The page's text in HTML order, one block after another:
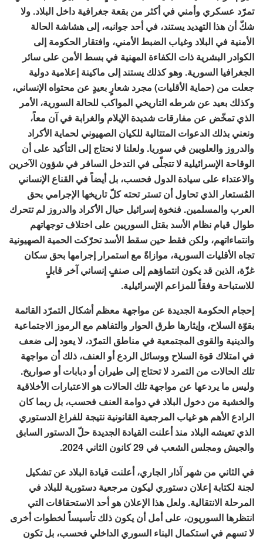
تمرّد عسكري وأمني في أكثر من بقعة جغرافية داخل البلاد. ولا
شكّ أن هذا التهديد يستند، في أحد جوانبه، إلى هشاشة الحالة
الأمنية في البلاد وغياب الضبط الأمني، وافتقار الحكومة إلى
الكوادر البشرية ذات الكفاءة المهنية في بسط الأمن على سائر
الجغرافيا السورية. وهو كذلك يستند إلى ماكينة إعلامية دولية
جعلت من (حماية الأقليات) مجرد شعارٍ بعيدٍ عن محتواه الإنساني،
وكذلك بعيد عن شرطه التاريخي المواكب للحالة السورية، الأمر
الذي تمخّض عن مفارقات شديدة الإيلام والغرابة في آن معاً،
ونعني بذلك الدعوات المتتالية للكيان الصهيوني لحماية الأكراد
والدروز والعلويين في سوريا. ولعلنا لا نحتاج إلى التأكيد على أن
الوقاحة الإسرائيلية لا تتجلّى في التدخل السافر في شؤون الآخرين
والاعتداء على سيادة الدول فحسب، بل أيضاً في القناع الإنساني
المُستعار الذي تحاول أن تستر تحته كلّ تاريخها الإجرامي بحق
العرب والمسلمين. فنخوة إسرائيل حيال الأكراد والدروز لم تتحرك
طوال قيام نظام الأسد بقتل السوريين على اختلاف توجهاتهم
وانتماءاتهم، ولكن فقط حين سقط الأسد تحرّكت الحمية الصهيونية
تجاه الأقليات السورية، موازاةً مع استمرار إجرامها بحق سكان
غزّة، الذين قد يكون انتماؤهم إلى صنفٍ إنساني آخر قابلٍ
للاستباحة وفقاً للمزاعم الإسرائيلية.
إحجام الحكومة الجديدة عن مواجهة معظم أشكال التمرّد القائمة
بقوّة السلاح، وإيثارها طرق الحوار والتفاهم مع الرموز الاجتماعية
والدينية والقوى المجتمعية في مناطق التمرّد، لا يعود إلى ضعف
في امتلاك قوة السلاح ووسائل الردع أو العنف، ذلك أن مواجهة
تلك الحالات من التمرد لا تحتاج إلى طيران أو دبابات أو صواريخ.
وليس ما يردعها عن مواجهة تلك الحالات هو الاعتبارات الأخلاقية
والخشية من دخول البلاد في دوامة العنف فحسب، بل ربما كان
الرادع الأهم هو غياب المرجعية القانونية نتيجة للفراغ الدستوري
الذي تعيشه البلاد منذ أعلنت القيادة الجديدة حلّ الدستور السابق
والجيش ومجلس الشعب في 29 كانون الثاني 2024.
في الثاني من شهر آذار الجاري، أعلنت قيادة البلاد عن تشكيل
لجنة لكتابة إعلان دستوري ليكون مرجعية دستورية للبلاد في
المرحلة الانتقالية. ولعل هذا الإعلان هو أحد الاستحقاقات التي
انتظرها السوريون، على أمل أن يكون ذلك تأسيساً لخطوات أخرى
لا تسهم في استكمال البناء السوري الداخلي فحسب، بل تكون